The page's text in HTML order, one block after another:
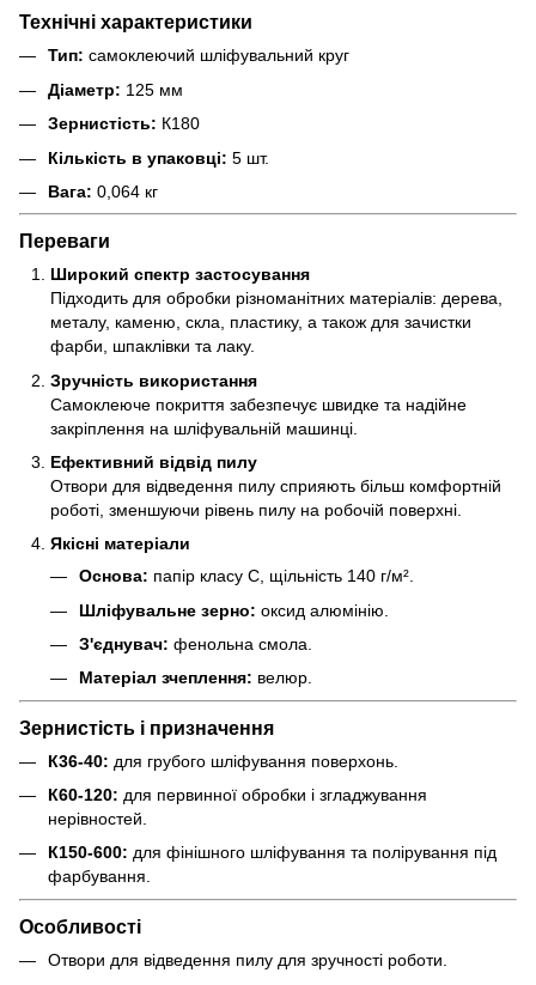
Технічні характеристики
Тип: самоклеючий шліфувальний круг
Діаметр: 125 мм
Зернистість: К180
Кількість в упаковці: 5 шт.
Вага: 0,064 кг
Переваги
Широкий спектр застосування
Підходить для обробки різноманітних матеріалів: дерева,
металу, каменю, скла, пластику, а також для зачистки
фарби, шпаклівки та лаку.
Зручність використання
Самоклеюче покриття забезпечує швидке та надійне
закріплення на шліфувальній машинці.
Ефективний відвід пилу
Отвори для відведення пилу сприяють більш комфортній
роботі, зменшуючи рівень пилу на робочій поверхні.
Якісні матеріали
Основа: папір класу С, щільність 140 г/м².
Шліфувальне зерно: оксид алюмінію.
З'єднувач: фенольна смола.
Матеріал зчеплення: велюр.
Зернистість і призначення
К36-40: для грубого шліфування поверхонь.
К60-120: для первинної обробки і згладжування
нерівностей.
К150-600: для фінішного шліфування та полірування під
фарбування.
Особливості
Отвори для відведення пилу для зручності роботи.